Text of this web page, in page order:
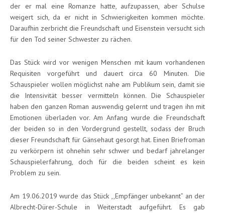
der er mal eine Romanze hatte, aufzupassen, aber Schulse
weigert sich, da er nicht in Schwierigkeiten kommen möchte.
Daraufhin zerbricht die Freundschaft und Eisenstein versucht sich
für den Tod seiner Schwester zu rächen.
Das Stück wird vor wenigen Menschen mit kaum vorhandenen
Requisiten vorgeführt und dauert circa 60 Minuten. Die
Schauspieler wollen möglichst nahe am Publikum sein, damit sie
die Intensivität besser vermitteln können. Die Schauspieler
haben den ganzen Roman auswendig gelernt und tragen ihn mit
Emotionen überladen vor. Am Anfang wurde die Freundschaft
der beiden so in den Vordergrund gestellt, sodass der Bruch
dieser Freundschaft für Gänsehaut gesorgt hat. Einen Briefroman
zu verkörpern ist ohnehin sehr schwer und bedarf jahrelanger
Schauspielerfahrung, doch für die beiden scheint es kein
Problem zu sein.
Am 19.06.2019 wurde das Stück ,,Empfänger unbekannt” an der
Albrecht-Dürer-Schule in Weiterstadt aufgeführt. Es gab